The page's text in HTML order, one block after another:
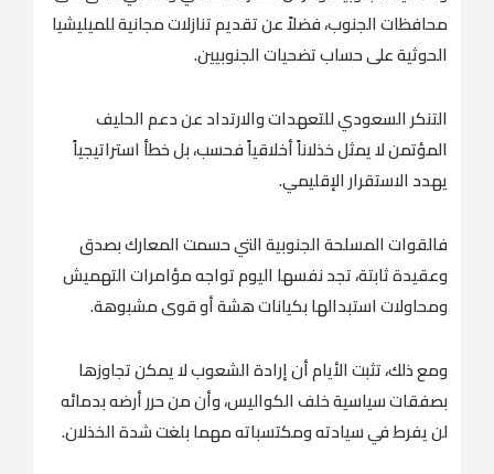
محافظات الجنوب، فضلاً عن تقديم تنازلات مجانية للميليشيا
الحوثية على حساب تضحيات الجنوبيين.
التنكر السعودي للتعهدات والارتداد عن دعم الحليف
المؤتمن لا يمثل خذلاناً أخلاقياً فحسب، بل خطأ استراتيجياً
يهدد الاستقرار الإقليمي.
فالقوات المسلحة الجنوبية التي حسمت المعارك بصدق
وعقيدة ثابتة، تجد نفسها اليوم تواجه مؤامرات التهميش
ومحاولات استبدالها بكيانات هشة أو قوى مشبوهة.
ومع ذلك، تثبت الأيام أن إرادة الشعوب لا يمكن تجاوزها
بصفقات سياسية خلف الكواليس، وأن من حرر أرضه بدمائه
لن يفرط في سيادته ومكتسباته مهما بلغت شدة الخذلان.